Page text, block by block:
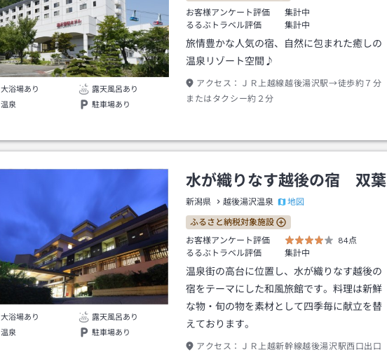
大浴場あり
露天風呂あり
温泉
駐車場あり
お客様アンケート評価
集計中
るるぶトラベル評価
集計中
旅情豊かな人気の宿、自然に包まれた癒しの
温泉リゾート空間♪
アクセス：
ＪＲ上越線越後湯沢駅→徒歩約７分
またはタクシー約２分
大浴場あり
露天風呂あり
温泉
駐車場あり
水が織りなす越後の宿 双葉
新潟県 越後湯沢温泉 地図
ふるさと納税対象施設
お客様アンケート評価
84点
るるぶトラベル評価
集計中
温泉街の高台に位置し、水が織りなす越後の
宿をテーマにした和風旅館です。料理は新鮮
な物・旬の物を素材として四季毎に献立を替
えております。
アクセス：
ＪＲ上越新幹線越後湯沢駅西口出口